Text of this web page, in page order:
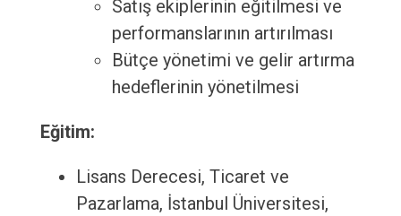
Satış ekiplerinin eğitilmesi ve
performanslarının artırılması
Bütçe yönetimi ve gelir artırma
hedeflerinin yönetilmesi
Eğitim:
Lisans Derecesi, Ticaret ve
Pazarlama, İstanbul Üniversitesi,